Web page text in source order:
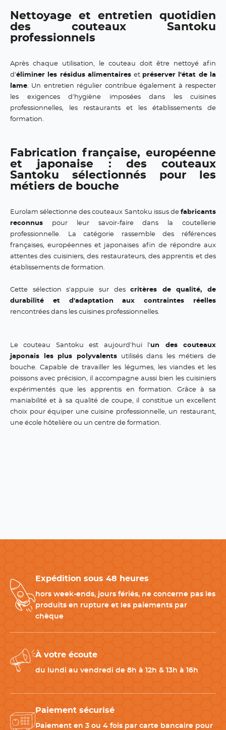
Nettoyage et entretien quotidien
des couteaux Santoku
professionnels
Après chaque utilisation, le couteau doit être nettoyé afin
d'éliminer les résidus alimentaires et préserver l'état de la
lame. Un entretien régulier contribue également à respecter
les exigences d'hygiène imposées dans les cuisines
professionnelles, les restaurants et les établissements de
formation.
Fabrication française, européenne
et japonaise : des couteaux
Santoku sélectionnés pour les
métiers de bouche
Eurolam sélectionne des couteaux Santoku issus de fabricants
reconnus pour leur savoir-faire dans la coutellerie
professionnelle. La catégorie rassemble des références
françaises, européennes et japonaises afin de répondre aux
attentes des cuisiniers, des restaurateurs, des apprentis et des
établissements de formation.
Cette sélection s'appuie sur descritères de qualité, de
durabilité et d'adaptation aux contraintes réelles
rencontrées dans les cuisines professionnelles.
Le couteau Santoku est aujourd'hui l'un des couteaux
japonais les plus polyvalentsutilisés dans les métiers de
bouche. Capable de travailler les légumes, les viandes et les
poissons avec précision, il accompagne aussi bien les cuisiniers
expérimentés que les apprentis en formation. Grâce à sa
maniabilité et à sa qualité de coupe, il constitue un excellent
choix pour équiper une cuisine professionnelle, un restaurant,
une école hôtelière ou un centre de formation.
Expédition sous 48 heures
hors week-ends, jours fériés, ne concerne pas les
produits en rupture et les paiements par
chèque
À votre écoute
du lundi au vendredi de 8h à 12h & 13h à 16h
Paiement sécurisé
Paiement en 3 ou 4 fois par carte bancaire pour